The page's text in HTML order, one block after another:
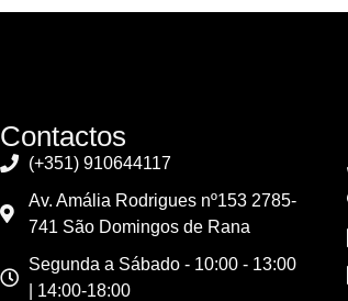
Contactos
(+351) 910644117
Av. Amália Rodrigues nº153 2785-
741 São Domingos de Rana
Segunda a Sábado - 10:00 - 13:00
| 14:00-18:00